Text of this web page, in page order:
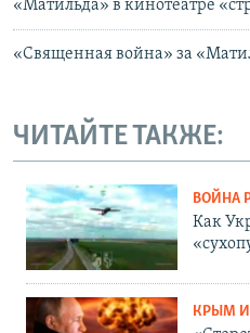
«Матильда» в кинотеатре
«Священная война» за
ЧИТАЙТЕ ТАКЖЕ:
ВОЙНА
Как
КРЫМ